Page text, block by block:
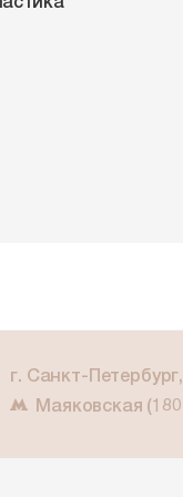
г. Санкт-
Маяковская